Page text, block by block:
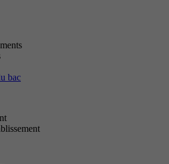
bac